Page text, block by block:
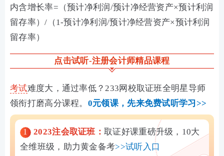
内含增长率=（预计净利润/预计净经营资产×预计利润
留存率）/（1-预计净利润/预计净经营资产×预计利润
留存率）
点击试听-注册会计师精品课程
考试难度大，通过率低？233网校取证班全明星导师
领衔打磨高分课程。 0元领课，先来免费试听学习>>
1 2023注会取证班： 取证好课重磅升级，10大
全维班级，助力黄金备考>>试听入口